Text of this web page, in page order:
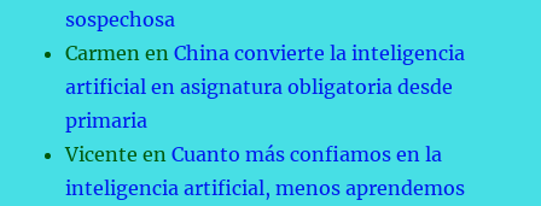
sospechosa
Carmen enChina convierte la inteligencia
artificial en asignatura obligatoria desde
primaria
Vicente enCuanto más confiamos en la
inteligencia artificial, menos aprendemos